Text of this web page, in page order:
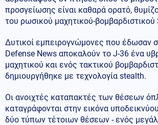
προσγείωσης είναι καθαρά ορατό,
του ρωσικού μαχητικού-βομβαρδιστικού
Δυτικοί εμπειρογνώμονες που έδωσαν
Defense News αποκαλούν το J-36 ένα
μαχητικού και ενός τακτικού
δημιουργήθηκε με τεχνολογία stealth.
Οι ανοιχτές καταπακτές των θέσεων
καταγράφονται στην εικόνα
δύο τύπων τέτοιων θέσεων - ενός